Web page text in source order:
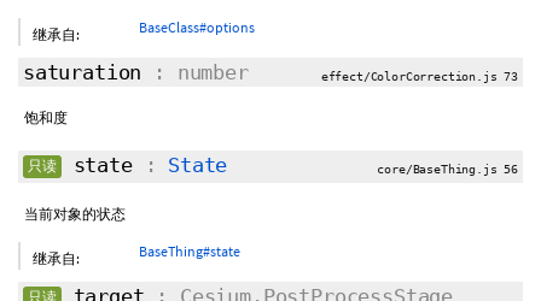
继承自: BaseClass#options
saturation : number effect/ColorCorrection.js 73
饱和度
只读 state: State core/BaseThing.js 56
当前对象的状态
继承自: BaseThing#state
只读 target : Cesium.PostProcessStage